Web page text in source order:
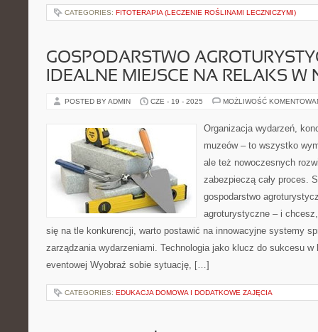
CATEGORIES: FITOTERAPIA (LECZENIE ROŚLINAMI LECZNICZYMI)
GOSPODARSTWO
IDEALNE MIEJSCE NA RELAKS W
POSTED BY ADMIN CZE - 19 - 2025 MOŻLIWOŚĆ
Organizacja wydarzeń,
muzeów – to wszystko
ale też nowoczesnych
zabezpieczą cały proces.
gospodarstwo
agroturystyczne – i
się na tle konkurencji, warto postawić na innowacyjne systemy
zarządzania wydarzeniami. Technologia jako klucz do sukcesu
eventowej Wyobraź sobie sytuację, […]
CATEGORIES: EDUKACJA DOMOWA I DODATKOWE ZAJĘCIA